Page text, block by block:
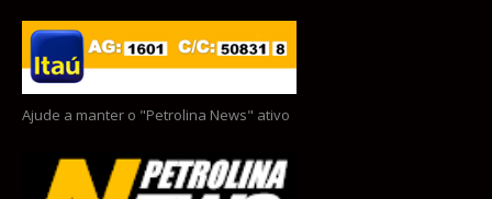
Ajude a manter o "Petrolina News" ativo